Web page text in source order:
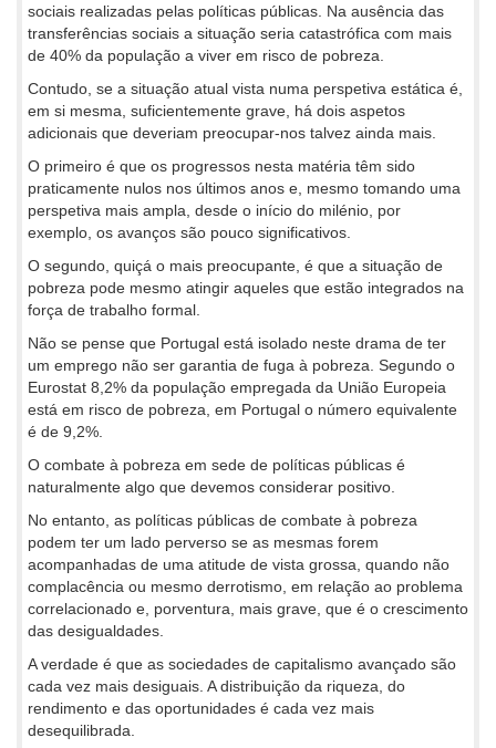
sociais realizadas pelas políticas públicas. Na ausência das
transferências sociais a situação seria catastrófica com mais
de 40% da população a viver em risco de pobreza.
Contudo, se a situação atual vista numa perspetiva estática é,
em si mesma, suficientemente grave, há dois aspetos
adicionais que deveriam preocupar-nos talvez ainda mais.
O primeiro é que os progressos nesta matéria têm sido
praticamente nulos nos últimos anos e, mesmo tomando uma
perspetiva mais ampla, desde o início do milénio, por
exemplo, os avanços são pouco significativos.
O segundo, quiçá o mais preocupante, é que a situação de
pobreza pode mesmo atingir aqueles que estão integrados na
força de trabalho formal.
Não se pense que Portugal está isolado neste drama de ter
um emprego não ser garantia de fuga à pobreza. Segundo o
Eurostat 8,2% da população empregada da União Europeia
está em risco de pobreza, em Portugal o número equivalente
é de 9,2%.
O combate à pobreza em sede de políticas públicas é
naturalmente algo que devemos considerar positivo.
No entanto, as políticas públicas de combate à pobreza
podem ter um lado perverso se as mesmas forem
acompanhadas de uma atitude de vista grossa, quando não
complacência ou mesmo derrotismo, em relação ao problema
correlacionado e, porventura, mais grave, que é o crescimento
das desigualdades.
A verdade é que as sociedades de capitalismo avançado são
cada vez mais desiguais. A distribuição da riqueza, do
rendimento e das oportunidades é cada vez mais
desequilibrada.